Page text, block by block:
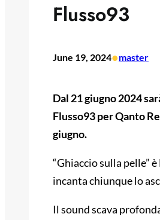
Flusso93
June 19, 2024•master
Dal 21 giugno 2024
Flusso93 per Qanto
giugno.
“Ghiaccio sulla pelle”
incanta chiunque lo
Il sound scava